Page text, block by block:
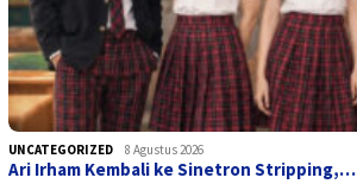
UNCATEGORIZED 8 Agustus 2026
Ari Irham Kembali ke Sinetron Stripping,…